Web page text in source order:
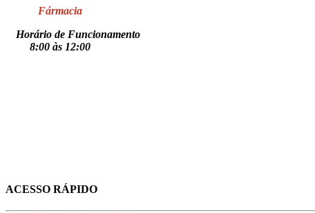
Fármacia
Horário de Funcionamento
8:00 às 12:00
ACESSO RÁPIDO